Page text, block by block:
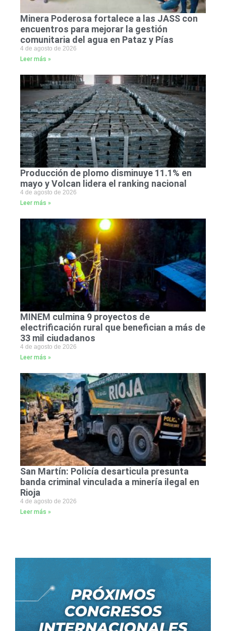
Minera Poderosa fortalece a las JASS con
encuentros para mejorar la gestión
comunitaria del agua en Pataz y Pías
4 de agosto de 2026
Leer más »
Producción de plomo disminuye 11.1% en
mayo y Volcan lidera el ranking nacional
4 de agosto de 2026
Leer más »
MINEM culmina 9 proyectos de
electrificación rural que benefician a más de
33 mil ciudadanos
4 de agosto de 2026
Leer más »
San Martín: Policía desarticula presunta
banda criminal vinculada a minería ilegal en
Rioja
4 de agosto de 2026
Leer más »